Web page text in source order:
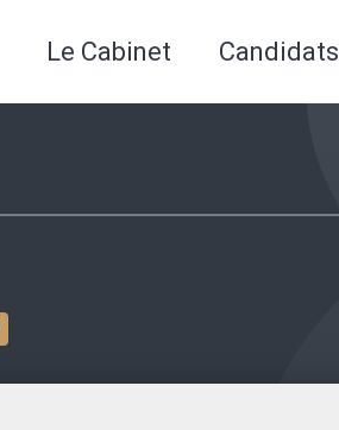
Le Cabinet Candidats